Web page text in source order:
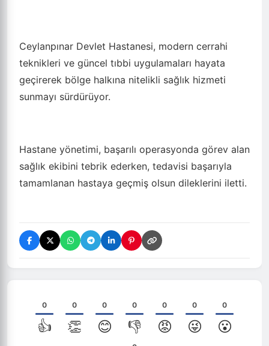
Ceylanpınar Devlet Hastanesi, modern cerrahi
teknikleri ve güncel tıbbi uygulamaları hayata
geçirerek bölge halkına nitelikli sağlık hizmeti
sunmayı sürdürüyor.
Hastane yönetimi, başarılı operasyonda görev alan
sağlık ekibini tebrik ederken, tedavisi başarıyla
tamamlanan hastaya geçmiş olsun dileklerini iletti.
0
👍
0
👏
0
😊
0
👎
0
😡
0
😜
0
😮